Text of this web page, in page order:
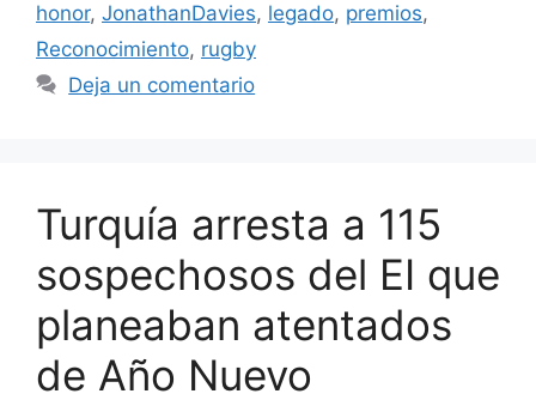
honor, JonathanDavies, legado, premios,
Reconocimiento, rugby
Deja un comentario
Turquía arresta a 115
sospechosos del EI que
planeaban atentados
de Año Nuevo